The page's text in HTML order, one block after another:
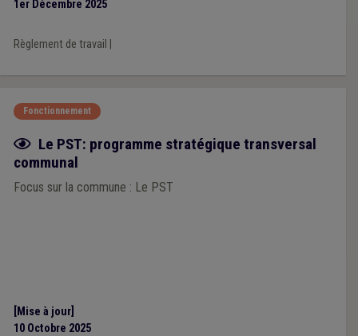
1er Décembre 2025
Règlement de travail
Fonctionnement
Fiche focus
Le PST: programme stratégique transversal
communal
Focus sur la commune : Le PST
[Mise à jour]
10 Octobre 2025